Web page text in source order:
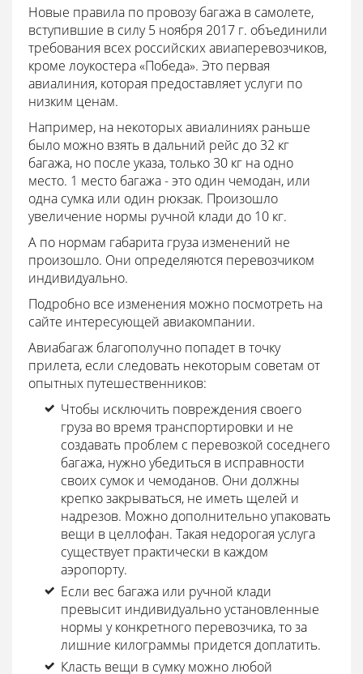
Новые правила по провозу багажа в самолете,
вступившие в силу 5 ноября 2017 г. объединили
требования всех российских авиаперевозчиков,
кроме лоукостера «Победа». Это первая
авиалиния, которая предоставляет услуги по
низким ценам.
Например, на некоторых авиалиниях раньше
было можно взять в дальний рейс до 32 кг
багажа, но после указа, только 30 кг на одно
место. 1 место багажа - это один чемодан, или
одна сумка или один рюкзак. Произошло
увеличение нормы ручной клади до 10 кг.
А по нормам габарита груза изменений не
произошло. Они определяются перевозчиком
индивидуально.
Подробно все изменения можно посмотреть на
сайте интересующей авиакомпании.
Авиабагаж благополучно попадет в точку
прилета, если следовать некоторым советам от
опытных путешественников:
Чтобы исключить повреждения своего
груза во время транспортировки и не
создавать проблем с перевозкой соседнего
багажа, нужно убедиться в исправности
своих сумок и чемоданов. Они должны
крепко закрываться, не иметь щелей и
надрезов. Можно дополнительно упаковать
вещи в целлофан. Такая недорогая услуга
существует практически в каждом
аэропорту.
Если вес багажа или ручной клади
превысит индивидуально установленные
нормы у конкретного перевозчика, то за
лишние килограммы придется доплатить.
Класть вещи в сумку можно любой